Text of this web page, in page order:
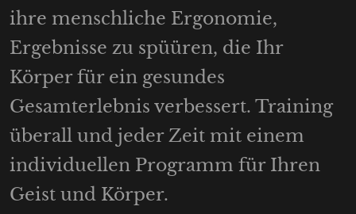
ihre menschliche Ergonomie,
Ergebnisse zu spüüren, die Ihr
Körper für ein gesundes
Gesamterlebnis verbessert. Training
überall und jeder Zeit mit einem
individuellen Programm für Ihren
Geist und Körper.